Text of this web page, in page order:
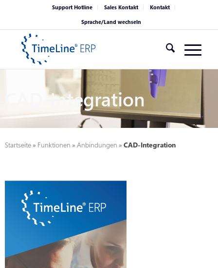
Support Hotline Sales Kontakt
Kontakt
Sprache/Land wechseln
CAD-Integration
Startseite » Funktionen » Anbindungen » CAD-Integration